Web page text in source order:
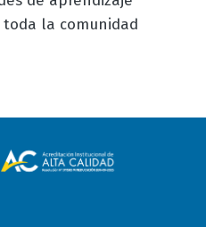
la comunidad